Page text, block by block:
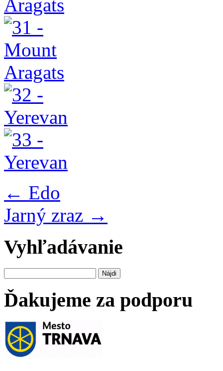
← Edo
Jarný zraz →
Vyhľadávanie
Ďakujeme za podporu